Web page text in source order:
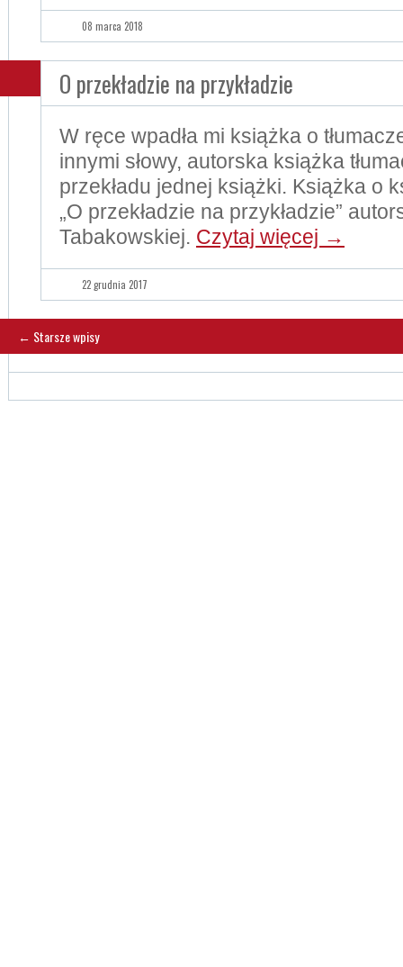
08 marca 2018
O przekładzie na przykładzie
W ręce wpadła mi książka o
innymi słowy, autorska książka
przekładu jednej książki. Książka o
„O przekładzie na przykładzie”
Tabakowskiej. Czytaj więcej →
22 grudnia 2017
← Starsze wpisy